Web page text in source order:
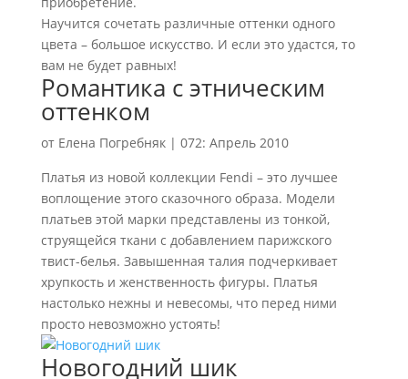
Научится сочетать различные оттенки одного
цвета – большое искусство. И если это удастся, то
вам не будет равных!
Романтика с этническим
оттенком
от Елена Погребняк| 072: Апрель 2010
Платья из новой коллекции Fendi – это лучшее
воплощение этого сказочного образа. Модели
платьев этой марки представлены из тонкой,
струящейся ткани с добавлением парижского
твист-белья. Завышенная талия подчеркивает
хрупкость и женственность фигуры. Платья
настолько нежны и невесомы, что перед ними
просто невозможно устоять!
Новогодний шик